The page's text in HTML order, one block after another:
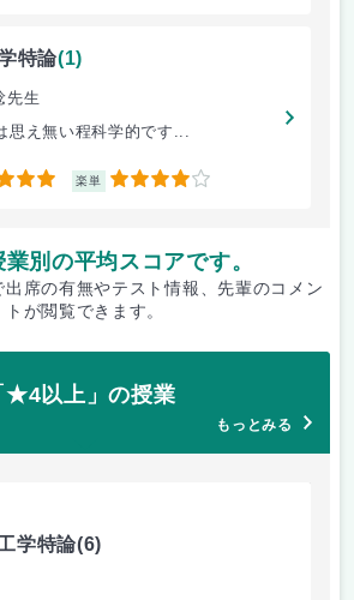
特論(1)
先生
思え無い程科学的です...
楽単 4
別の平均スコアです。
席の有無やテスト情報、先輩のコメン
トが閲覧できます。
★4以上」の授業
もっとみる
学特論(6)